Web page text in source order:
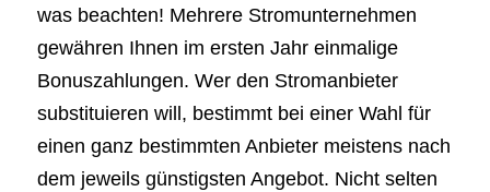
was beachten! Mehrere Stromunternehmen
gewähren Ihnen im ersten Jahr einmalige
Bonuszahlungen. Wer den Stromanbieter
substituieren will, bestimmt bei einer Wahl für
einen ganz bestimmten Anbieter meistens nach
dem jeweils günstigsten Angebot. Nicht selten